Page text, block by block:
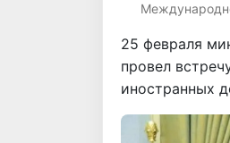
25 февраля
провел
иностранных